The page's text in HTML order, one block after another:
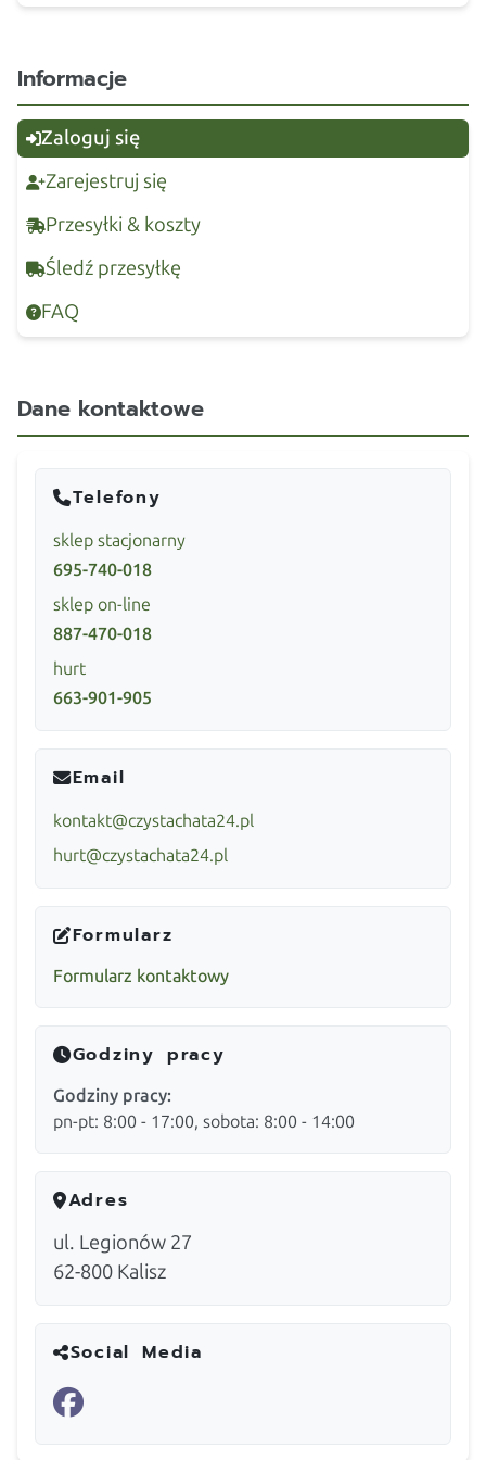
Informacje
Zaloguj się
Zarejestruj się
Przesyłki & koszty
Śledź przesyłkę
FAQ
Dane kontaktowe
Telefony
sklep stacjonarny
695-740-018
sklep on-line
887-470-018
hurt
663-901-905
Email
kontakt@czystachata24.pl
hurt@czystachata24.pl
Formularz
Formularz kontaktowy
Godziny pracy
Godziny pracy:
pn-pt: 8:00 - 17:00, sobota: 8:00 - 14:00
Adres
ul. Legionów 27
62-800 Kalisz
Social Media